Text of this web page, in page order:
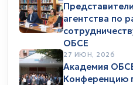
агентства по
ОБСЕ
27 ИЮН, 2026
Академия
Конференцию